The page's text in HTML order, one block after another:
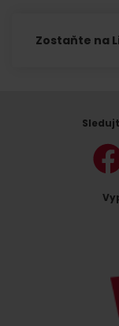
Zostaňte na